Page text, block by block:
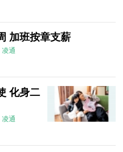
加班按章支薪
凌通
化身二
凌通